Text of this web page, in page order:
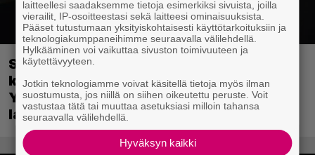
Sony on keskustellut jälleenmyyjien
kanssa levyttömyyteen siirtymisestä –
Yhdysvalloissa pelejä myydään
latauskoodin sisältävissä koteloissa
laitteellesi saadaksemme tietoja esimerkiksi sivuista, joilla
vierailit, IP-osoitteestasi sekä laitteesi ominaisuuksista.
Pääset tutustumaan yksityiskohtaisesti käyttötarkoituksiin ja
teknologiakumppaneihimme seuraavalla välilehdellä.
Hylkääminen voi vaikuttaa sivuston toimivuuteen ja
käytettävyyteen.
Jotkin teknologiamme voivat käsitellä tietoja myös ilman
suostumusta, jos niillä on siihen oikeutettu peruste. Voit
vastustaa tätä tai muuttaa asetuksiasi milloin tahansa
seuraavalla välilehdellä.
Hyväksyn kaikki